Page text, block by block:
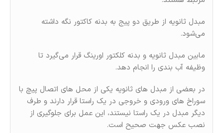
مبدل ثانویه از طریق دو پیج به بدنه کاکتور نگه داشته
می‌شود.
مابین مبدل ثانویه و بدنه کلکتور اورینگ قرار می‌گیرد تا
وظیفه آب بندی را انجام دهد.
در بعضی از مبدل های ثانویه یکی از محل های اتصال پیچ با
سوراخ های ورودی و خروجی در یک راستا قرار دارند و طرف
دیگر مبدل در یک راستا نیستند، این عمل برای جلوگیری از
نصب عکس جهت صحیح است.